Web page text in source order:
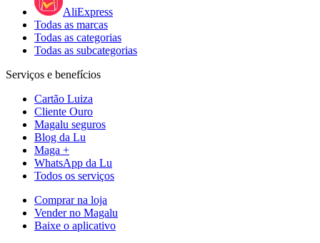
AliExpress
Todas as marcas
Todas as categorias
Todas as subcategorias
Serviços e benefícios
Cartão Luiza
Cliente Ouro
Magalu seguros
Blog da Lu
Maga +
WhatsApp da Lu
Todos os serviços
Comprar na loja
Vender no Magalu
Baixe o aplicativo